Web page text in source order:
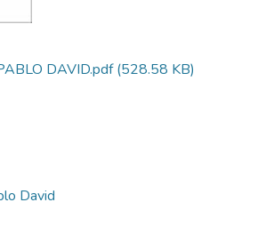
DAVID.pdf(528.58 KB)
David